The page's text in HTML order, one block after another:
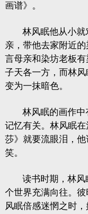
画谱》。
林风眠他从小就
亲，带他去家附近
言母亲和染坊老板
子天各一方，而林
变为一抹暗色。
林风眠的画作中
记忆有关。林风眠
莎》就要流眼泪，
笑。
读书时期，林风
个世界充满向往。
风眠倍感迷惘之时